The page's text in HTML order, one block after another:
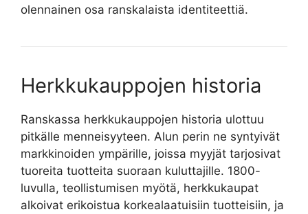
olennainen osa ranskalaista identiteettiä.
Herkkukauppojen historia
Ranskassa herkkukauppojen historia ulottuu
pitkälle menneisyyteen. Alun perin ne syntyivät
markkinoiden ympärille, joissa myyjät tarjosivat
tuoreita tuotteita suoraan kuluttajille. 1800-
luvulla, teollistumisen myötä, herkkukaupat
alkoivat erikoistua korkealaatuisiin tuotteisiin, ja